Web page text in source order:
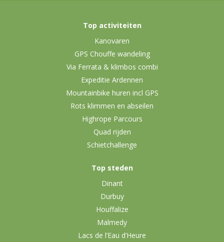
Top activiteiten
Kanovaren
GPS Chouffe wandeling
Via Ferrata & klimbos combi
Expeditie Ardennen
Mountainbike huren incl GPS
Rots klimmen en abseilen
Highrope Parcours
Quad rijden
Schietchallenge
Top steden
Dinant
Durbuy
Houffalize
Malmedy
Lacs de l’Eau d’Heure